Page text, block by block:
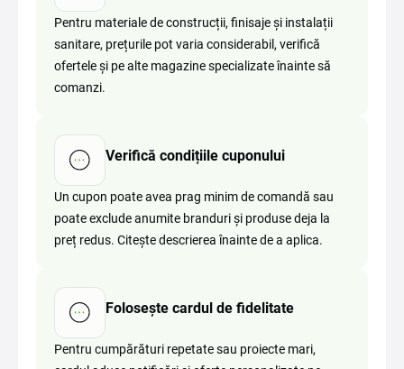
Pentru materiale de construcții, finisaje și instalații
sanitare, prețurile pot varia considerabil, verifică
ofertele și pe alte magazine specializate înainte să
comanzi.
Verifică condițiile cuponului
Un cupon poate avea prag minim de comandă sau
poate exclude anumite branduri și produse deja la
preț redus. Citește descrierea înainte de a aplica.
Folosește cardul de fidelitate
Pentru cumpărături repetate sau proiecte mari,